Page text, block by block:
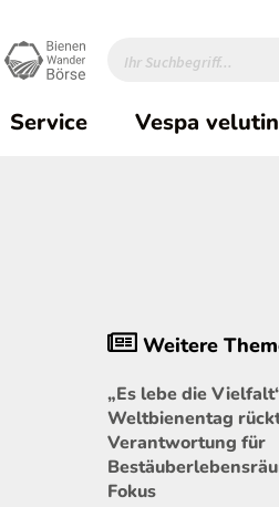
Service Vespa
Weitere
„Es lebe die
Weltbienentag
Verantwortung für
Fokus